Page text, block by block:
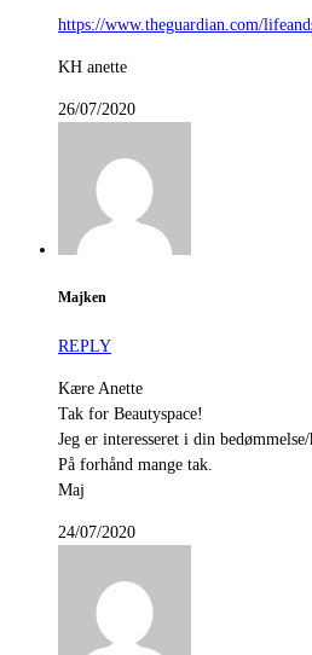
https://www.theguardian.com/
KH anette
26/07/2020
Majken
REPLY
Kære Anette
Tak for Beautyspace!
Jeg er interesseret i din
På forhånd mange tak.
Maj
24/07/2020